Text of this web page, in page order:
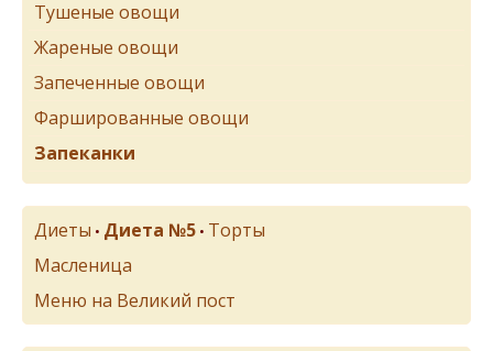
Тушеные овощи
Жареные овощи
Запеченные овощи
Фаршированные овощи
Запеканки
Диеты • Диета №5 • Торты
Масленица
Меню на Великий пост